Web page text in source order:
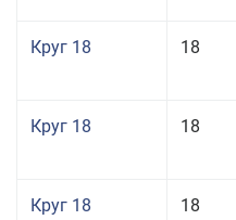
Круг 18 18
Круг 18 18
Круг 18 18